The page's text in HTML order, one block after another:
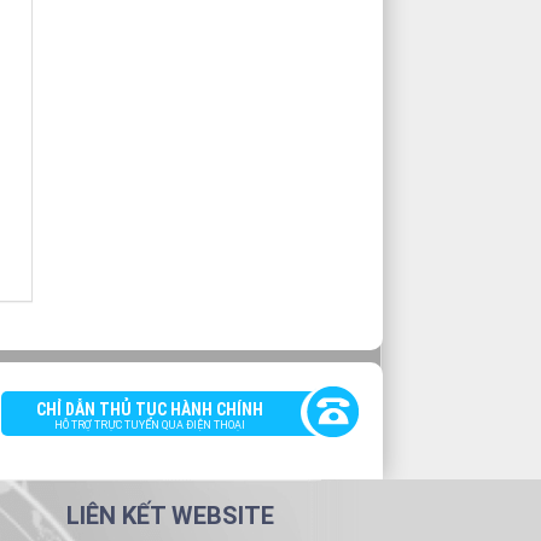
CHỈ DẪN THỦ TỤC HÀNH CHÍNH
HỖ TRỢ TRỰC TUYẾN QUA ĐIỆN THOẠI
LIÊN KẾT WEBSITE